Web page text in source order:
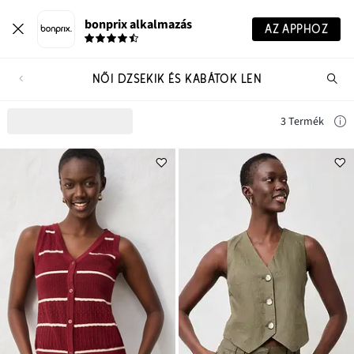
bonprix alkalmazás AZ APPHOZ
NŐI DZSEKIK ÉS KABÁTOK LEN
3 Termék